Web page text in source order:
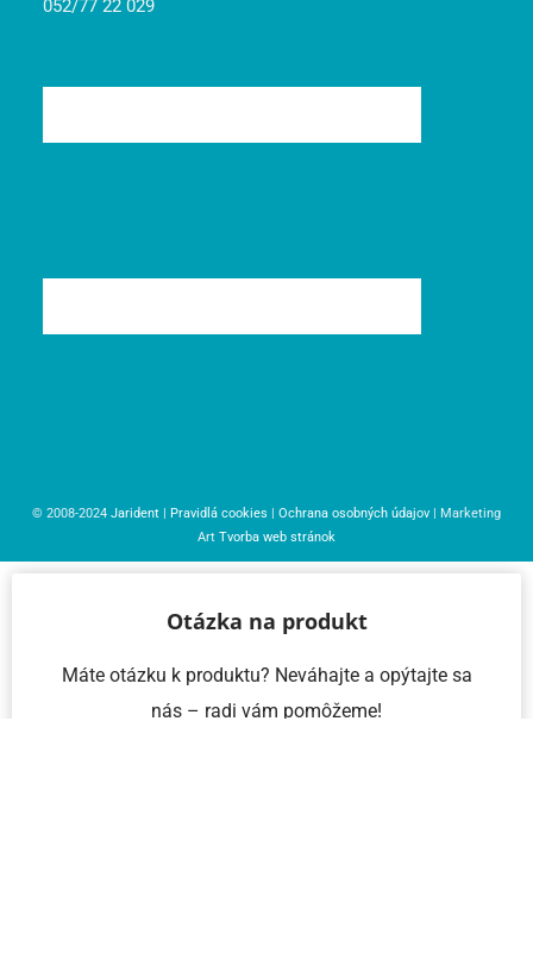
052/77 22 029
© 2008-2024 Jarident | Pravidlá cookies | Ochrana osobných údajov | Marketing
Art Tvorba web stránok
Otázka na produkt
Máte otázku k produktu? Neváhajte a opýtajte sa
nás – radi vám pomôžeme!